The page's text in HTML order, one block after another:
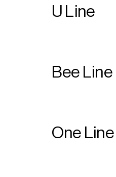
U Line
Bee Line
One Line